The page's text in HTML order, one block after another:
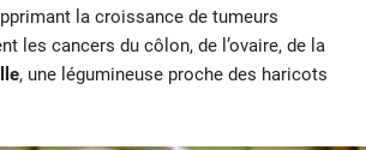
la croissance de tumeurs
les cancers du côlon, de l’ovaire, de la
, une légumineuse proche des haricots